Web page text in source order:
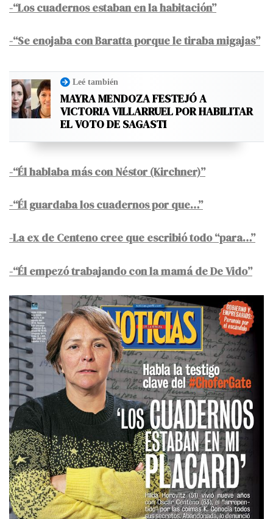
-“Los cuadernos estaban en la habitación”
-“Se enojaba con Baratta porque le tiraba migajas”
Leé también
MAYRA MENDOZA FESTEJÓ A
VICTORIA VILLARRUEL POR HABILITAR
EL VOTO DE SAGASTI
-“Él hablaba más con Néstor (Kirchner)”
-“Él guardaba los cuadernos por que…”
-La ex de Centeno cree que escribió todo “para…”
-“Él empezó trabajando con la mamá de De Vido”